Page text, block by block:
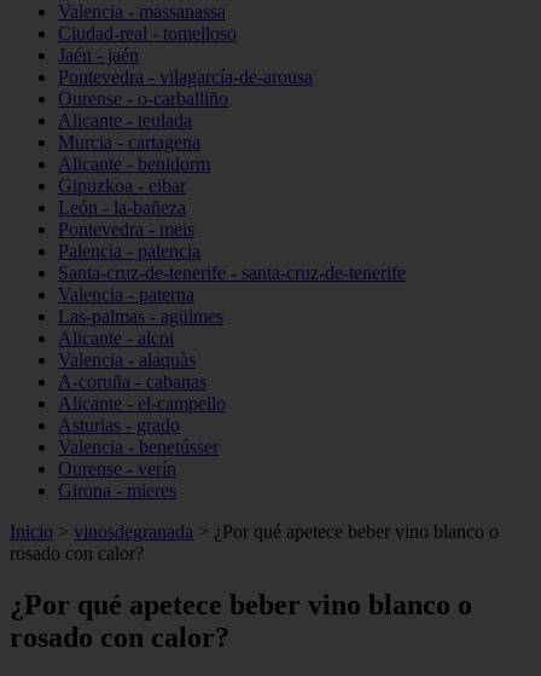
Valencia - massanassa
Ciudad-real - tomelloso
Jaén - jaén
Pontevedra - vilagarcía-de-arousa
Ourense - o-carballiño
Alicante - teulada
Murcia - cartagena
Alicante - benidorm
Gipuzkoa - eibar
León - la-bañeza
Pontevedra - meis
Palencia - palencia
Santa-cruz-de-tenerife - santa-cruz-de-tenerife
Valencia - paterna
Las-palmas - agüimes
Alicante - alcoi
Valencia - alaquàs
A-coruña - cabanas
Alicante - el-campello
Asturias - grado
Valencia - benetússer
Ourense - verín
Girona - mieres
Inicio > vinosdegranada > ¿Por qué apetece beber vino blanco o
rosado con calor?
¿Por qué apetece beber vino blanco o
rosado con calor?